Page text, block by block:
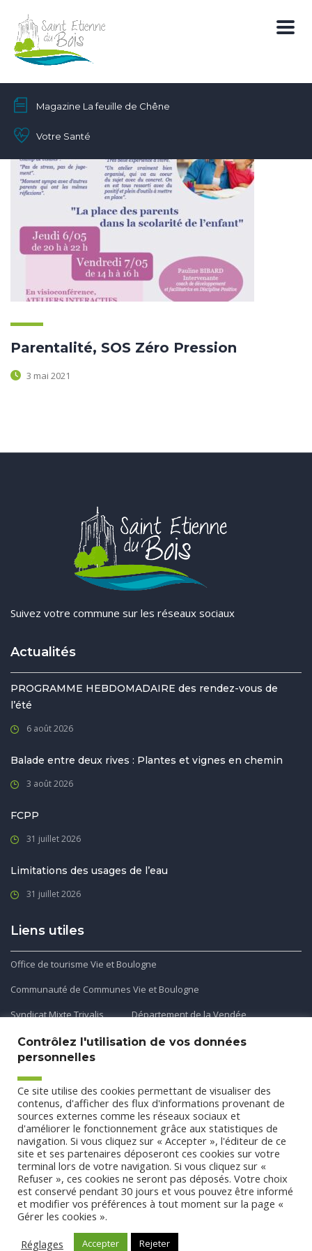
Magazine La feuille de Chêne
Votre Santé
Parentalité, SOS Zéro Pression
3 mai 2021
Suivez votre commune sur les réseaux sociaux
Actualités
PROGRAMME HEBDOMADAIRE des rendez-vous de
l’été
6 août 2026
Balade entre deux rives : Plantes et vignes en chemin
3 août 2026
FCPP
31 juillet 2026
Limitations des usages de l’eau
31 juillet 2026
Liens utiles
Office de tourisme Vie et Boulogne
Communauté de Communes Vie et Boulogne
Syndicat Mixte Trivalis
Département de la Vendée
Application mobile
Découvrez et téléchargez l'application gratuite mobile Ma
Commune et Moi pour recevoir les alertes et les actualités
de votre commune.
ConceptionAgence CUBE
confidentialité- Tous droits réservés Commune de Saint Etienne
du Bois
Contrôlez l'utilisation de vos données
personnelles
Ce site utilise des cookies permettant de visualiser des
contenus, d'afficher des flux d'informations provenant de
sources externes comme les réseaux sociaux et
d'améliorer le fonctionnement grâce aux statistiques de
navigation. Si vous cliquez sur « Accepter », l'éditeur de ce
site et ses partenaires déposeront ces cookies sur votre
terminal lors de votre navigation. Si vous cliquez sur «
Refuser », ces cookies ne seront pas déposés. Votre choix
est conservé pendant 30 jours et vous pouvez être informé
et modifier vos préférences à tout moment sur la page «
Gérer les cookies ».
Réglages
Accepter Rejeter